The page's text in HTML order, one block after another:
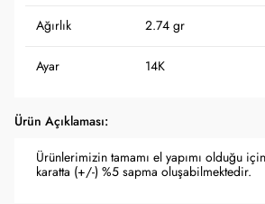
Ağırlık 2.74 gr
Ayar 14K
Ürün Açıklaması:
Ürünlerimizin tamamı el yapımı olduğu
karatta (+/-) %5 sapma oluşabilmektedir.